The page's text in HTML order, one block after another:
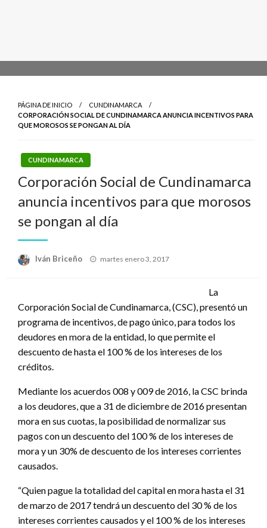
PÁGINA DE INICIO
CUNDINAMARCA
CORPORACIÓN SOCIAL DE CUNDINAMARCA ANUNCIA INCENTIVOS PARA
QUE MOROSOS SE PONGAN AL DÍA
CUNDINAMARCA
Corporación Social de Cundinamarca
anuncia incentivos para que morosos
se pongan al día
Iván Briceño
Publicado
martes enero 3, 2017
La
Corporación Social de Cundinamarca, (CSC), presentó un
programa de incentivos, de pago único, para todos los
deudores en mora de la entidad, lo que permite el
descuento de hasta el 100 % de los intereses de los
créditos.
Mediante los acuerdos 008 y 009 de 2016, la CSC brinda
a los deudores, que a 31 de diciembre de 2016 presentan
mora en sus cuotas, la posibilidad de normalizar sus
pagos con un descuento del 100 % de los intereses de
mora y un 30% de descuento de los intereses corrientes
causados.
“Quien pague la totalidad del capital en mora hasta el 31
de marzo de 2017 tendrá un descuento del 30 % de los
intereses corrientes causados y el 100 % de los intereses